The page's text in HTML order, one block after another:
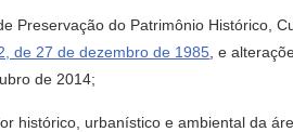
Preservação do Patrimônio Histórico,
de 27 de dezembro de 1985 , e
de 2014;
histórico, urbanístico e ambiental da